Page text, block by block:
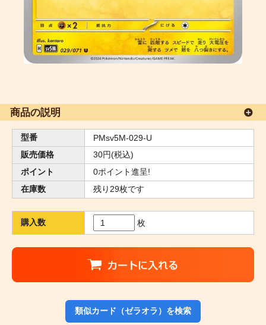
商品の説明
型番
PMsv5M-029-U
販売価格
30円(税込)
ポイント
0ポイント進呈!
在庫数
残り29枚です
購入数 枚
類似カード（ゼラオラ）を検索